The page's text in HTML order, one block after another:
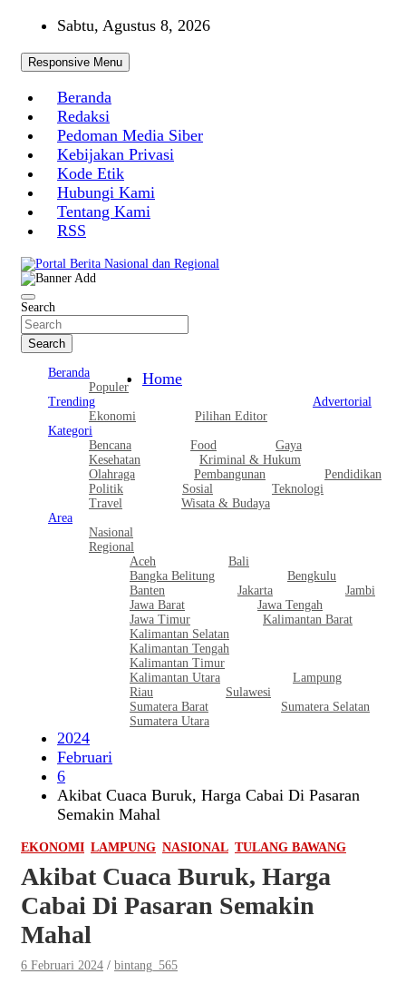
content
Sabtu, Agustus 8, 2026
Responsive Menu
Beranda
Redaksi
Pedoman Media Siber
Kebijakan Privasi
Kode Etik
Hubungi Kami
Tentang Kami
RSS
Portal Berita Nasional dan Regional
Search
Search
Beranda
Populer
Trending
Ekonomi
Pilihan Editor
Advertorial
Kategori
Bencana
Food
Gaya
Kesehatan
Kriminal & Hukum
Olahraga
Pembangunan
Pendidikan
Politik
Sosial
Teknologi
Travel
Wisata & Budaya
Area
Nasional
Regional
Aceh
Bali
Bangka Belitung
Bengkulu
Banten
Jakarta
Jambi
Jawa Barat
Jawa Tengah
Jawa Timur
Kalimantan Barat
Kalimantan Selatan
Kalimantan Tengah
Kalimantan Timur
Kalimantan Utara
Lampung
Riau
Sulawesi
Sumatera Barat
Sumatera Selatan
Sumatera Utara
Home
2024
Februari
6
Akibat Cuaca Buruk, Harga Cabai Di Pasaran
Semakin Mahal
EKONOMI LAMPUNG NASIONAL TULANG BAWANG
Akibat Cuaca Buruk, Harga
Cabai Di Pasaran Semakin
Mahal
6 Februari 2024 bintang_565